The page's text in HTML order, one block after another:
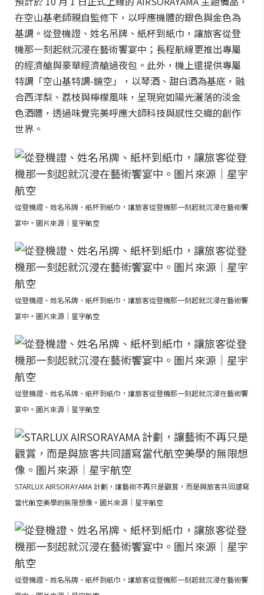
在空山基老師親自監修下，以呼應機體的銀色與金色為
基調。從登機證、姓名吊牌、紙杯到紙巾，讓旅客從登
機那一刻起就沉浸在藝術饗宴中；長程航線更推出專屬
的經濟艙與豪華經濟艙過夜包。此外，機上還提供專屬
特調「空山基特調-鏡空」，以琴酒、甜白酒為基底，融
合西洋梨、荔枝與檸檬風味，呈現宛如陽光灑落的淡金
色酒體，透過味覺完美呼應大師科技與感性交織的創作
世界。
從登機證、姓名吊牌、紙杯到紙巾，讓旅客從登機那一刻起就沉浸在藝術饗
宴中。圖片來源｜星宇航空
從登機證、姓名吊牌、紙杯到紙巾，讓旅客從登機那一刻起就沉浸在藝術饗
宴中。圖片來源｜星宇航空
從登機證、姓名吊牌、紙杯到紙巾，讓旅客從登機那一刻起就沉浸在藝術饗
宴中。圖片來源｜星宇航空
STARLUX AIRSORAYAMA 計劃，讓藝術不再只是觀賞，而是與旅客共同譜寫
當代航空美學的無限想像。圖片來源｜星宇航空
從登機證、姓名吊牌、紙杯到紙巾，讓旅客從登機那一刻起就沉浸在藝術饗